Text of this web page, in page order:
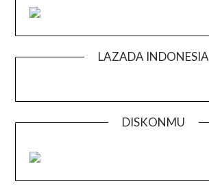
LAZADA INDONESIA
DISKONMU